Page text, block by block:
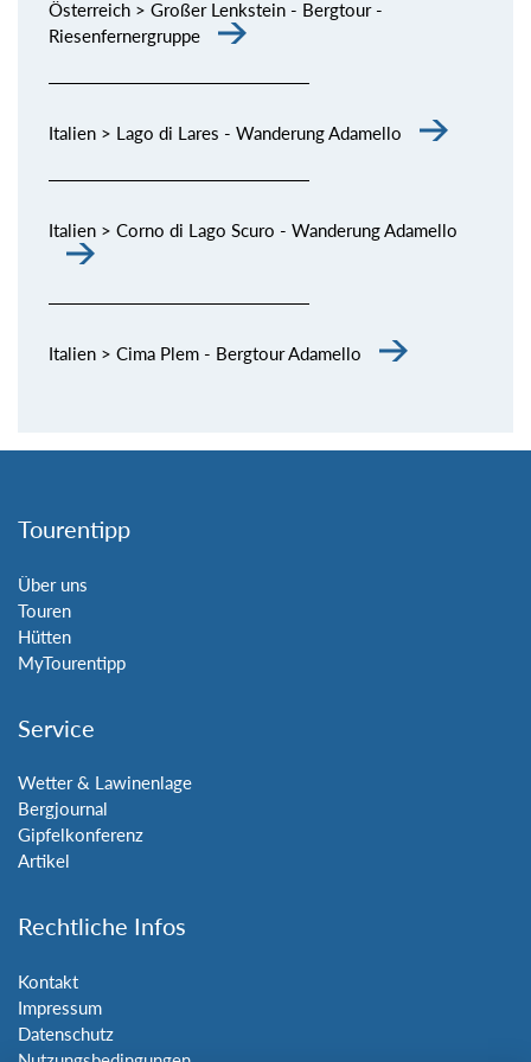
Österreich > Großer Lenkstein - Bergtour -
Riesenfernergruppe
Italien > Lago di Lares - Wanderung Adamello
Italien > Corno di Lago Scuro - Wanderung Adamello
Italien > Cima Plem - Bergtour Adamello
Tourentipp
Über uns
Touren
Hütten
MyTourentipp
Service
Wetter & Lawinenlage
Bergjournal
Gipfelkonferenz
Artikel
Rechtliche Infos
Kontakt
Impressum
Datenschutz